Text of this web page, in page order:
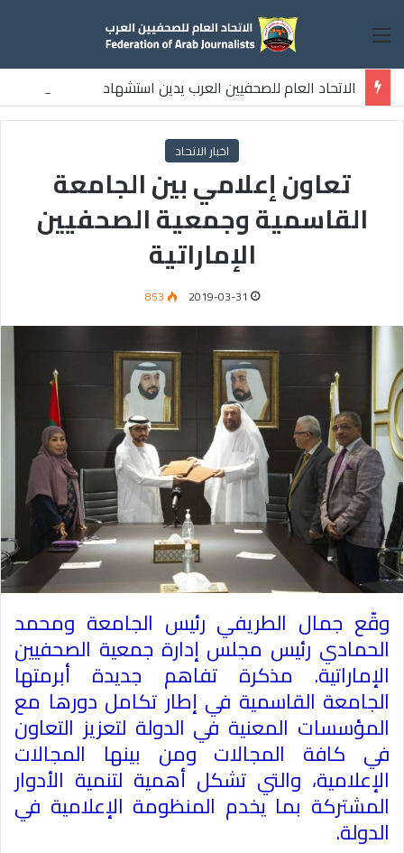
القائمة
الاتحاد العام للصحفيين العرب يدين استشهاد
ثلاثة صحفيين فلسطينيين باستهداف إسرائيلي وسط قطاع غزة
اخبار الاتحاد
تعاون إعلامي بين الجامعة
القاسمية وجمعية الصحفيين
الإماراتية
2019-03-31
853
وقّع جمال الطريفي رئيس الجامعة ومحمد
الحمادي رئيس مجلس إدارة جمعية الصحفيين
الإماراتية. مذكرة تفاهم جديدة أبرمتها
الجامعة القاسمية في إطار تكامل دورها مع
المؤسسات المعنية في الدولة لتعزيز التعاون
في كافة المجالات ومن بينها المجالات
الإعلامية، والتي تشكل أهمية لتنمية الأدوار
المشتركة بما يخدم المنظومة الإعلامية في
الدولة.